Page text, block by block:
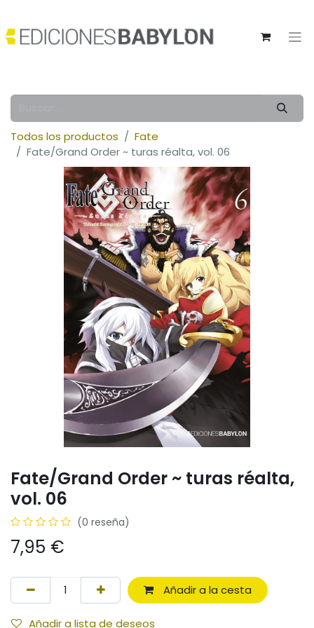
Todos los productos
Fate
Fate/Grand Order ~ turas réalta, vol. 06
Fate/Grand Order ~ turas réalta,
vol. 06
(0 reseña)
7,95 €
Añadir a la cesta
Añadir a lista de deseos